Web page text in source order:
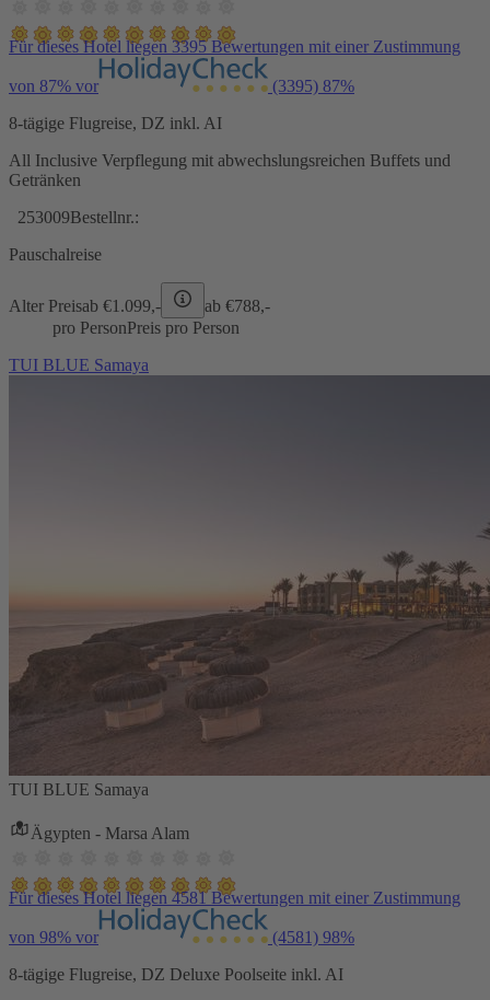
Für dieses Hotel liegen 3395 Bewertungen mit einer Zustimmung
von 87% vor (3395) 87%
8-tägige Flugreise, DZ inkl. AI
All Inclusive Verpflegung mit abwechslungsreichen Buffets und
Getränken
253009Bestellnr.:
Pauschalreise
Alter Preisab €1.099,- ab €788,-
pro PersonPreis pro Person
TUI BLUE Samaya
TUI BLUE Samaya
Ägypten - Marsa Alam
Für dieses Hotel liegen 4581 Bewertungen mit einer Zustimmung
von 98% vor (4581) 98%
8-tägige Flugreise, DZ Deluxe Poolseite inkl. AI